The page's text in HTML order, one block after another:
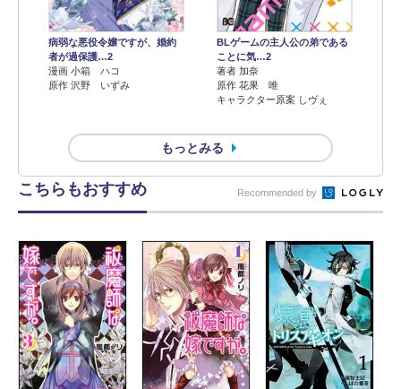
病弱な悪役令嬢ですが、婚約
者が過保護…2
漫画 小箱 ハコ
原作 沢野 いずみ
BLゲームの主人公の弟である
ことに気…2
著者 加奈
原作 花果 唯
キャラクター原案 しヴぇ
もっとみる
こちらもおすすめ Recommended by